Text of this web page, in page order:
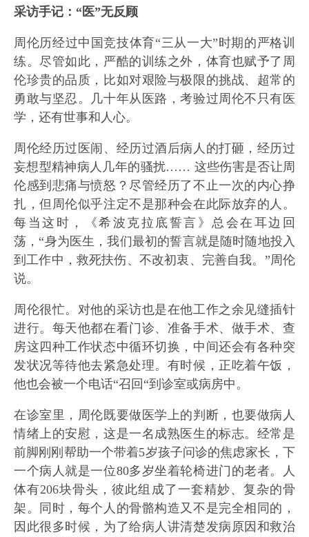
采访手记：“医”无反顾
周伦历经过中国竞技体育“三从一大”时期的严格训
练。尽管如此，严酷的训练之外，体育也赋予了周
伦珍贵的品质，比如对艰险与极限的挑战、超常的
勇敢与坚忍。几十年从医路，考验过周伦不只有医
学，还有世事和人心。
周伦经历过医闹、经历过酒后病人的打砸，经历过
妄想型精神病人几年的骚扰…… 这些伤害是否让周
伦感到悲痛与愤怒？尽管经历了不止一次的内心挣
扎，但周伦似乎注定不是那种会在此际放弃的人。
每当这时，《希波克拉底誓言》总会在耳边回
荡，“身为医生，我们最初的誓言就是随时随地投入
到工作中，救死扶伤、不改初衷、完善自我。”周伦
说。
周伦很忙。对他的采访也是在他工作之余见缝插针
进行。每天他都在看门诊、准备手术、做手术、查
房这四种工作状态中循环切换，中间还会有各种突
发状况等待他去紧急处理。有时候，正吃着午饭，
他也会被一个电话“召回“到诊室或病房中。
在诊室里，周伦既要做医学上的判断，也要做病人
情绪上的安慰，这是一名成熟医生的标志。经常是
前脚刚刚帮助一个带着5岁孩子问诊的焦虑家长，下
一个病人就是一位80多岁坐着轮椅进门的老者。人
体有206块骨头，彼此组成了一套精妙、复杂的骨
架。同时，每个人的骨骼构造又不是完全相同的，
因此很多时候，为了给病人讲清楚发病原因和救治